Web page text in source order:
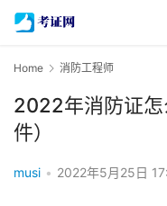
Home 消防工程师
2022年消防证
件）
musi • 2022年5月25日